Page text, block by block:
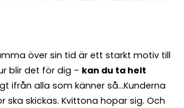
över sin tid är ett starkt motiv till
blir det för dig – kan du ta helt
ifrån alla som känner så…Kunderna
ska skickas. Kvittona hopar sig. Och